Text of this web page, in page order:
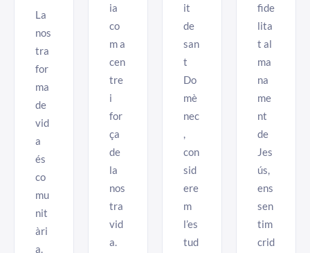
La
nos
tra
for
ma
de
vid
a
és
co
mu
nit
àri
a.
ia
co
m a
cen
tre
i
for
ça
de
la
nos
tra
vid
a.
it
de
san
t
Do
mè
nec
,
con
sid
ere
m
l’es
tud
fide
lita
t al
ma
na
me
nt
de
Jes
ús,
ens
sen
tim
crid